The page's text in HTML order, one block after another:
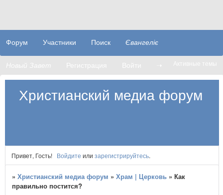
Христианский медиа форум
Форум Участники Поиск Євангеліє
Новый Завет Регистрация Войти ➝ Активные темы
Привет, Гость! Войдите или зарегистрируйтесь.
»Христианский медиа форум »Храм | Церковь »Как
правильно постится?